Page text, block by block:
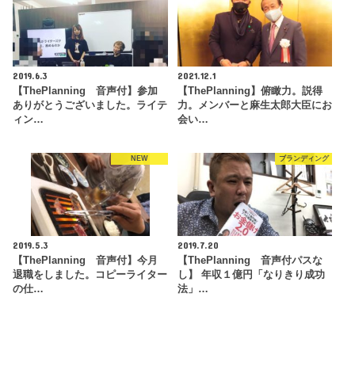
2019.6.3
【ThePlanning 音声付】参加
ありがとうございました。ライテ
ィン…
2021.12.1
【ThePlanning】俯瞰力。説得
力。メンバーと麻生太郎大臣にお
会い…
NEW
2019.5.3
【ThePlanning 音声付】今月
退職をしました。コピーライター
の仕…
ブランディング
2019.7.20
【ThePlanning 音声付パスな
し】 年収１億円「なりきり成功
法」…